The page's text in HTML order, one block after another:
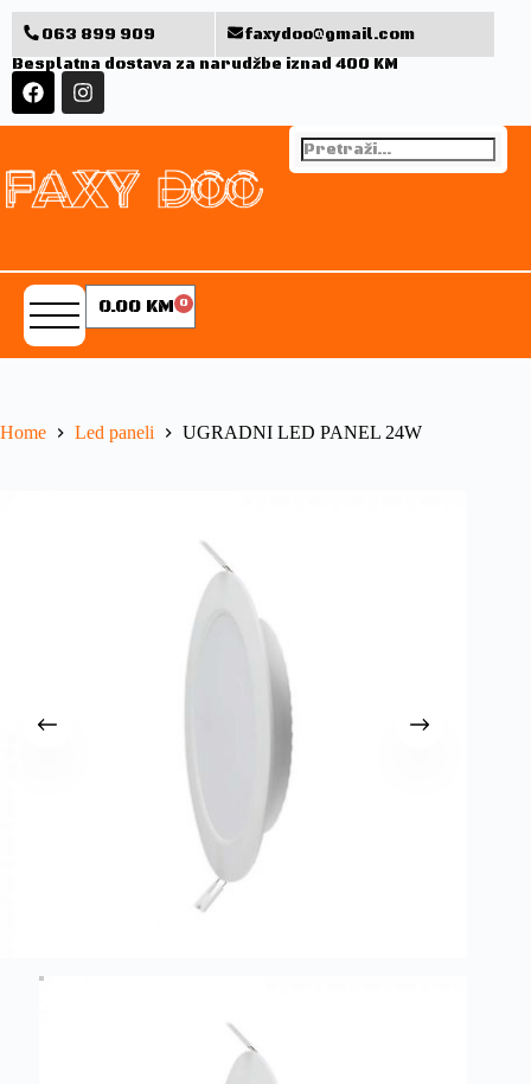
063 899 909
faxydoo@gmail.com
Besplatna dostava za narudžbe iznad 400 KM
0.00 KM 0
Home Led paneli UGRADNI LED PANEL 24W